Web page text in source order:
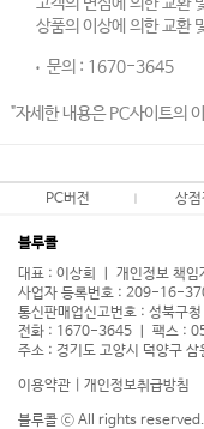
상품의 이상에 의한 교환
문의 : 1670-3645
"자세한 내용은 PC사이트의
PC버전 상
블루콜
대표 : 이상희 ㅣ 개인정보 책임
사업자 등록번호 : 209-16-
통신판매업신고번호 : 성북구
전화 : 1670-3645 ㅣ 팩스 :
주소 : 경기도 고양시 덕양구
이용약관 개인정보취급방침
블루콜 ⓒ All rights reserved.